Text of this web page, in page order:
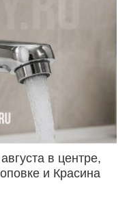
в центре,
и Красина